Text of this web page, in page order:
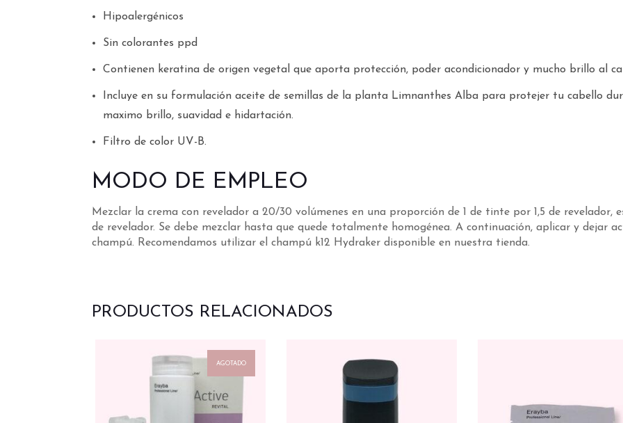
Hipoalergénicos
Sin colorantes ppd
Contienen keratina de origen vegetal que aporta protección, poder acondicionador y mucho brillo al
Incluye en su formulación aceite de semillas de la planta Limnanthes Alba para protejer tu cabello
maximo brillo, suavidad e hidartación.
Filtro de color UV-B.
MODO DE EMPLEO
Mezclar la crema con revelador a 20/30 volúmenes en una proporción de 1 de tinte por 1,5 de revelador,
de revelador. Se debe mezclar hasta que quede totalmente homogénea. A continuación, aplicar y dejar
champú. Recomendamos utilizar el champú k12 Hydraker disponible en nuestra tienda.
PRODUCTOS RELACIONADOS
AGOTADO